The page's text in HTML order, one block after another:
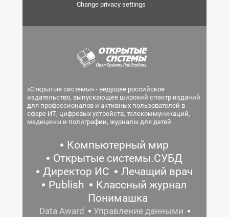
Change privacy settings
«Открытые системы» - ведущее российское
издательство, выпускающее широкий спектр изданий
для профессионалов и активных пользователей в
сфере ИТ, цифровых устройств, телекоммуникаций,
медицины и полиграфии, журналы для детей.
Компьютерный мир
Открытые системы.СУБД
Директор ИС
Лечащий врач
Publish
Классный журнал
Понимашка
Data Award Управление данными